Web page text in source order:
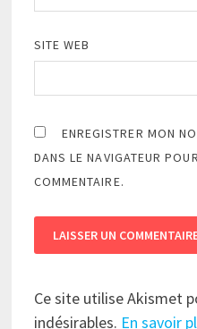
SITE WEB
ENREGISTRER MON
DANS LE NAVIGATEUR
COMMENTAIRE.
Ce site utilise Akismet
indésirables. En savoir